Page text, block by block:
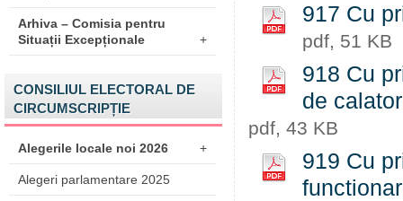
Arhiva – Comisia pentru
Situații Excepționale
+
CONSILIUL ELECTORAL DE
CIRCUMSCRIPȚIE
Alegerile locale noi 2026 +
Alegeri parlamentare 2025
917 Cu
pdf, 51 KB
918 Cu
de
pdf, 43 KB
919 Cu